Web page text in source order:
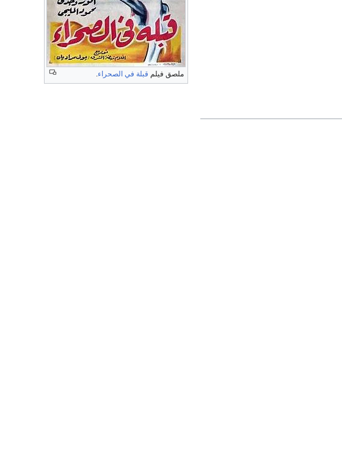
ملصق فيلم قبلة في الصحراء